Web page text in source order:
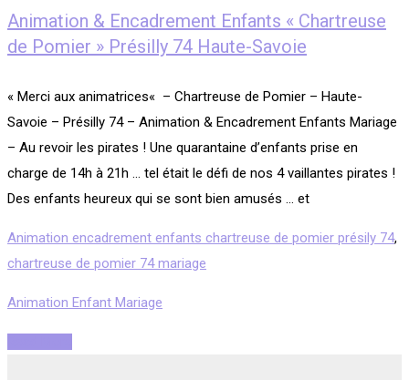
Animation & Encadrement Enfants « Chartreuse
de Pomier » Présilly 74 Haute-Savoie
« Merci aux animatrices« – Chartreuse de Pomier – Haute-
Savoie – Présilly 74 – Animation & Encadrement Enfants Mariage
– Au revoir les pirates ! Une quarantaine d’enfants prise en
charge de 14h à 21h … tel était le défi de nos 4 vaillantes pirates !
Des enfants heureux qui se sont bien amusés … et
Animation encadrement enfants chartreuse de pomier présily 74,
chartreuse de pomier 74 mariage
Animation Enfant Mariage